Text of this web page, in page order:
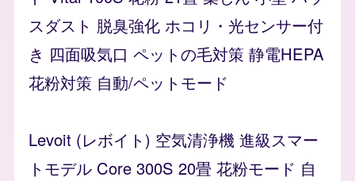
スダスト 脱臭強化 ホコリ・光センサー付
き 四面吸気口 ペットの毛対策 静電HEPA
花粉対策 自動/ペットモード
Levoit (レボイト) 空気清浄機 進級スマー
トモデル Core 300S 20畳 花粉モード 自